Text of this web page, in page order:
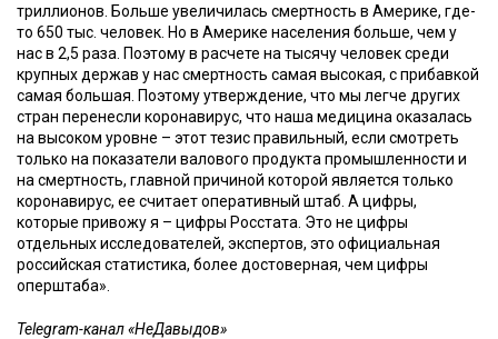
триллионов. Больше увеличилась смертность в Америке, где-
то 650 тыс. человек. Но в Америке населения больше, чем у
нас в 2,5 раза. Поэтому в расчете на тысячу человек среди
крупных держав у нас смертность самая высокая, с прибавкой
самая большая. Поэтому утверждение, что мы легче других
стран перенесли коронавирус, что наша медицина оказалась
на высоком уровне – этот тезис правильный, если смотреть
только на показатели валового продукта промышленности и
на смертность, главной причиной которой является только
коронавирус, ее считает оперативный штаб. А цифры,
которые привожу я – цифры Росстата. Это не цифры
отдельных исследователей, экспертов, это официальная
российская статистика, более достоверная, чем цифры
оперштаба».
Telegram-канал «НеДавыдов»